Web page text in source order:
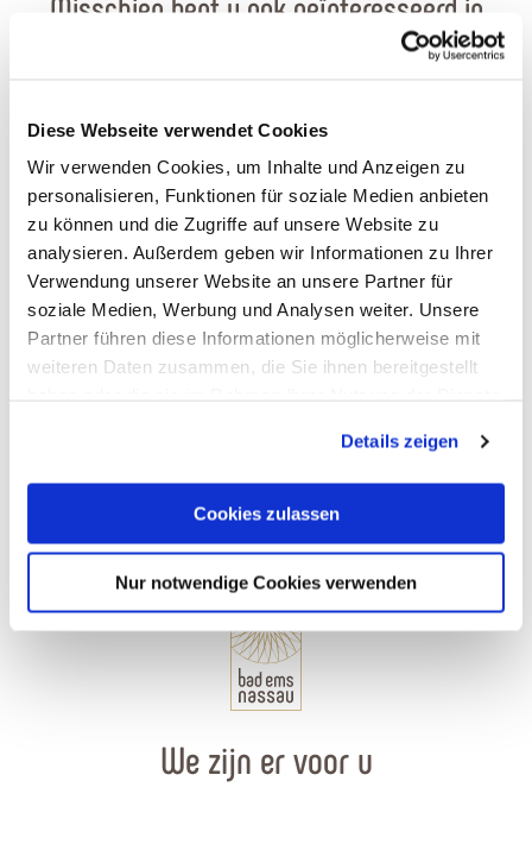
Diese Webseite verwendet Cookies
Wir verwenden Cookies, um Inhalte und Anzeigen zu
personalisieren, Funktionen für soziale Medien anbieten
zu können und die Zugriffe auf unsere Website zu
analysieren. Außerdem geben wir Informationen zu Ihrer
Verwendung unserer Website an unsere Partner für
soziale Medien, Werbung und Analysen weiter. Unsere
Partner führen diese Informationen möglicherweise mit
weiteren Daten zusammen, die Sie ihnen bereitgestellt
Cookies, wenn Sie unsere Webseite weiterhin nutzen.
Details zeigen
Cookies zulassen
Nur notwendige Cookies verwenden
Freiherr-vom-Stein-Park
We zijn er voor u